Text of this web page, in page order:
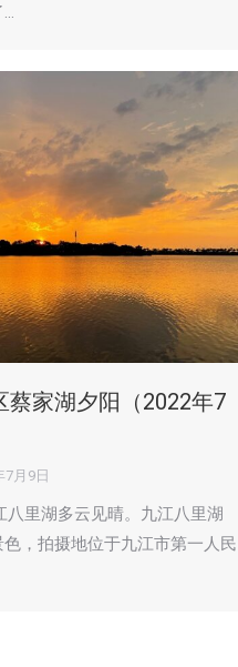
…
蔡家湖夕阳（2022年7
7月9日
八里湖多云见晴。九江八里湖
，拍摄地位于九江市第一人民